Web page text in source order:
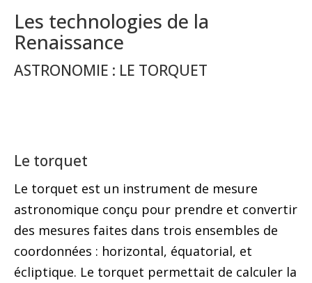
Les technologies de la
Renaissance
ASTRONOMIE : LE TORQUET
Le torquet
Le torquet est un instrument de mesure
astronomique conçu pour prendre et convertir
des mesures faites dans trois ensembles de
coordonnées : horizontal, équatorial, et
écliptique. Le torquet permettait de calculer la